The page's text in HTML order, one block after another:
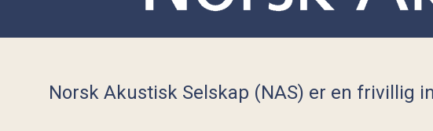
Norsk Akustisk Selskap (NAS) er en frivillig